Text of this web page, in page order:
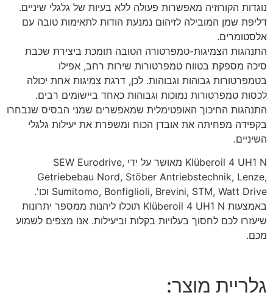
נוגדות הקורוזיה מאפשרות פעולה ללא בעיות של גלגלי שיניים.
דליפת שמן המובילה לזיהום נמנעת הודות לתאימות טובה עם
אלסטומרים.
התנהגות הצמיגות-טמפרטורה הטובה תומכת ביצירת שכבת
סיכה מספקת בטווח טמפרטורות שירות רחב, אפילו
בטמפרטורות גבוהות וגבוהות. לכן, דרגת צמיגות אחת יכולה
לכסות טמפרטורות נמוכות וגבוהות כאחד ביישומים רבים.
התנהגות החיכוך האופטימלית שמאפשרים שמני הבסיס שנבחרו
בקפידה מפחיתה את אובדן הכוח ומשפרת את יעילות גלגלי
השיניים.
Klüberoil 4 UH1 N מאושר על ידי SEW Eurodrive,
Getriebebau Nord, Stöber Antriebstechnik, Lenze,
Sumitomo, Bonfiglioli, Brevini, STM, Watt Drive וכו'.
באמצעות Klüberoil 4 UH1 N תוכלו ליהנות ממספר יתרונות
שיעזרו לכם לחסוך בעלויות בקלות וביעילות. אנו מצפים לשמוע
מכם.
גלריית מוצר: